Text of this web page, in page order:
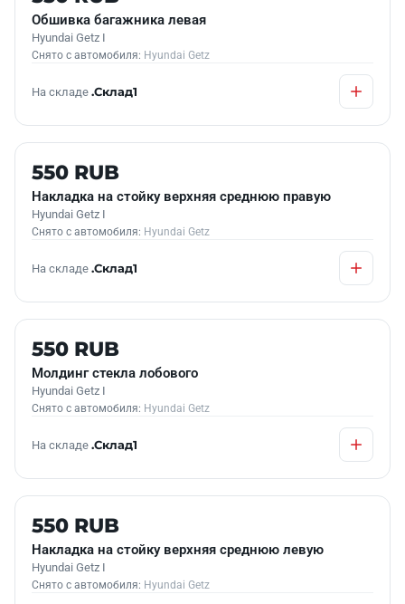
Обшивка багажника левая
Hyundai Getz I
Снято с автомобиля: Hyundai Getz
На складе .Склад1
Б/У В НАЛИЧИИ
550 RUB
Накладка на стойку верхняя среднюю правую
Hyundai Getz I
Снято с автомобиля: Hyundai Getz
На складе .Склад1
Б/У В НАЛИЧИИ
550 RUB
Молдинг стекла лобового
Hyundai Getz I
Снято с автомобиля: Hyundai Getz
На складе .Склад1
Б/У В НАЛИЧИИ
550 RUB
Накладка на стойку верхняя среднюю левую
Hyundai Getz I
Снято с автомобиля: Hyundai Getz